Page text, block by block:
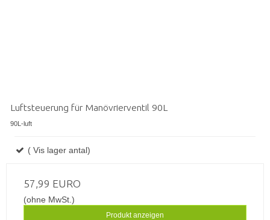
Luftsteuerung für Manövrierventil 90L
90L-luft
( Vis lager antal)
57,99 EURO
(ohne MwSt.)
Produkt anzeigen